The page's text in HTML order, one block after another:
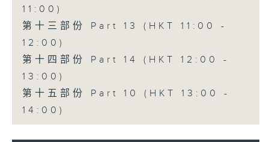
11:00)
第十三部份 Part 13 (HKT 11:00 -
12:00)
第十四部份 Part 14 (HKT 12:00 -
13:00)
第十五部份 Part 10 (HKT 13:00 -
14:00)